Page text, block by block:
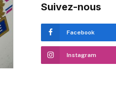
Suivez-nous
Facebook
Instagram